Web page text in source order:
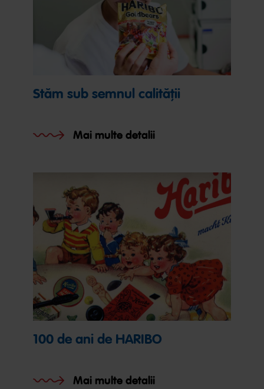
Stăm sub semnul calității
Mai multe detalii
100 de ani de HARIBO
Mai multe detalii